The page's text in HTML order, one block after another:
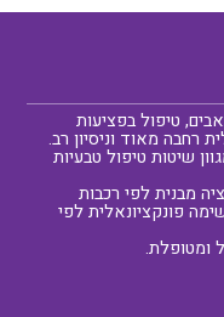
טיפול בפציעות
רחבה מאוד וניסיון רב.
שיטות טיפול טבעיות
מבנית לפי רכבות
פונקציונאלית לפי
ומטופלת.